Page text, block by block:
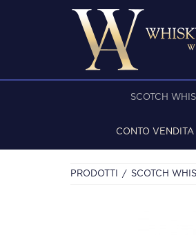
SCOTCH
CONTO
PRODOTTI SCOTCH